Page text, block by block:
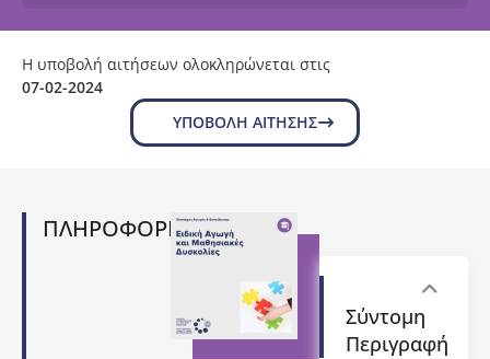
Η υποβολή αιτήσεων ολοκληρώνεται στις
07-02-2024
ΥΠΟΒΟΛΉ ΑΊΤΗΣΗΣ
ΠΛΗΡΟΦΟΡΙΕΣ
Σύντομη
Περιγραφή